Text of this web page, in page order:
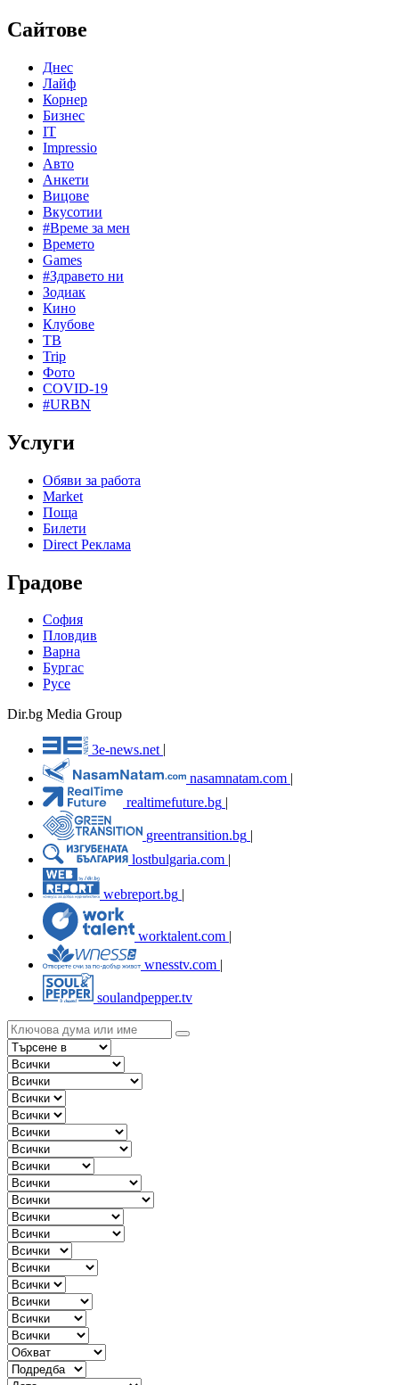
Сайтове
Днес
Лайф
Корнер
Бизнес
IT
Impressio
Авто
Анкети
Вицове
Вкусотии
#Време за мен
Времето
Games
#Здравето ни
Зодиак
Кино
Клубове
ТВ
Trip
Фото
COVID-19
#URBN
Услуги
Обяви за работа
Market
Поща
Билети
Direct Реклама
Градове
София
Пловдив
Варна
Бургас
Русе
Dir.bg Media Group
3e-news.net
nasamnatam.com |
realtimefuture.bg |
greentransition.bg |
lostbulgaria.com |
webreport.bg
worktalent.com |
wnesstv.com |
soulandpepper.tv